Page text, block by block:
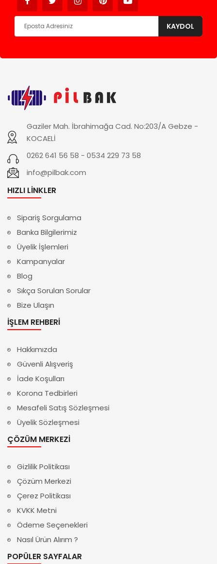
KAYDOL
Gaziler Mah. İbrahimağa Cad. No:203/A Gebze -
KOCAELİ
0262 641 56 58 - 0534 229 73 58
info@pilbak.com
HIZLI LINKLER
Sipariş Sorgulama
Banka Bilgilerimiz
Üyelik İşlemleri
Kampanyalar
Blog
Sıkça Sorulan Sorular
Bize Ulaşın
İŞLEM REHBERI
Hakkımızda
Güvenli Alışveriş
İade Koşulları
Korona Tedbirleri
Mesafeli Satış Sözleşmesi
Üyelik Sözleşmesi
ÇÖZÜM MERKEZI
Gizlilik Politikası
Çözüm Merkezi
Çerez Politikası
KVKK Metni
Ödeme Seçenekleri
Nasıl Ürün Alırım ?
POPÜLER SAYFALAR